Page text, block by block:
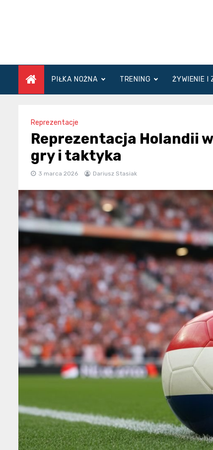
PIŁKA NOŻNA TRENING ŻYWIENIE I
Reprezentacje
Reprezentacja Holandii
gry i taktyka
3 marca 2026 Dariusz Stasiak